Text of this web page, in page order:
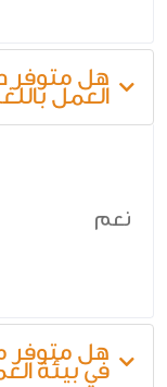
هل متوفر
العمل
نعم
هل متوفر
في بيئة